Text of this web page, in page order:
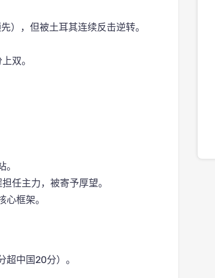
），但被土耳其连续反击逆转。
双。
任主力，被寄予厚望。
心框架。
中国20分）。